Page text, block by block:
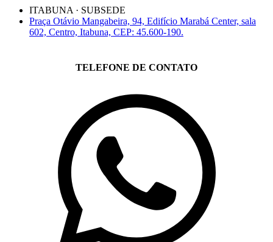
ITABUNA · SUBSEDE
Praça Otávio Mangabeira, 94, Edifício Marabá Center, sala
602, Centro, Itabuna, CEP: 45.600-190.
TELEFONE DE CONTATO